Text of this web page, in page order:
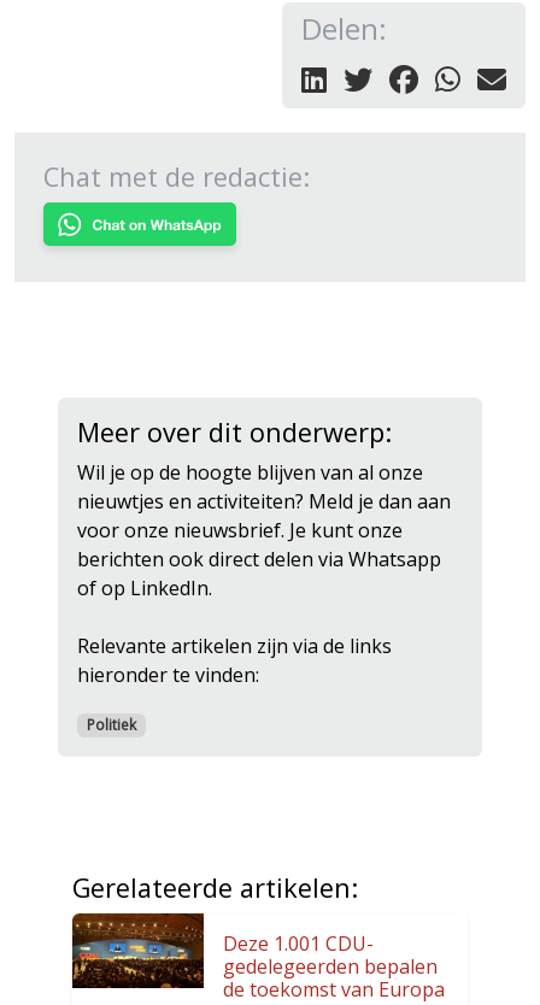
Delen:
Chat met de redactie:
Meer over dit onderwerp:
Wil je op de hoogte blijven van al onze
nieuwtjes en activiteiten? Meld je dan aan
voor onze nieuwsbrief. Je kunt onze
berichten ook direct delen via Whatsapp
of op LinkedIn.
Relevante artikelen zijn via de links
hieronder te vinden:
Politiek
Gerelateerde artikelen:
Deze 1.001 CDU-
gedelegeerden bepalen
de toekomst van Europa